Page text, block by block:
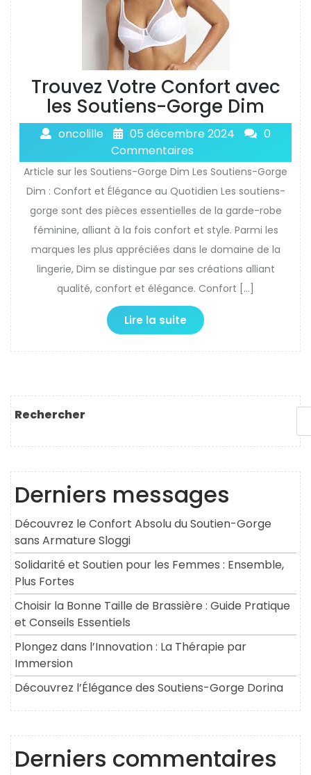
Trouvez Votre Confort avec
les Soutiens-Gorge Dim
oncolille 05 décembre 2024
0
Commentaires
Article sur les Soutiens-Gorge Dim Les Soutiens-Gorge
Dim : Confort et Élégance au Quotidien Les soutiens-
gorge sont des pièces essentielles de la garde-robe
féminine, alliant à la fois confort et style. Parmi les
marques les plus appréciées dans le domaine de la
lingerie, Dim se distingue par ses créations alliant
qualité, confort et élégance. Confort […]
Lire la suite
Rechercher
Derniers messages
Découvrez le Confort Absolu du Soutien-Gorge
sans Armature Sloggi
Solidarité et Soutien pour les Femmes : Ensemble,
Plus Fortes
Choisir la Bonne Taille de Brassière : Guide Pratique
et Conseils Essentiels
Plongez dans l’Innovation : La Thérapie par
Immersion
Découvrez l’Élégance des Soutiens-Gorge Dorina
Derniers commentaires